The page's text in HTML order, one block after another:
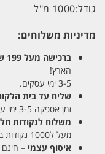
גודל:1000 מ"ל
מדיניות משלוחים:
ברכישה מעל 199 ש"ח
הארץ!
3-5 ימי עסקים.
שליח עד בית
זמן אספקה 3-5 ימי עסקים.
משלוח לנקודות
מעל ל1000 נקודות ברחבי הארץ. זמן אספקה 5-8 ימי עסקים.
איסוף עצמי – חינם